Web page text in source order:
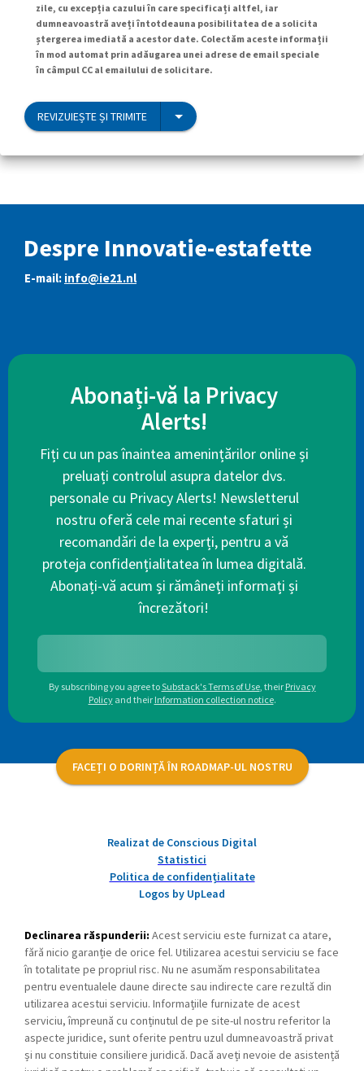
zile, cu excepția cazului în care specificați altfel, iar
dumneavoastră aveți întotdeauna posibilitatea de a solicita
ștergerea imediată a acestor date. Colectăm aceste informații
în mod automat prin adăugarea unei adrese de email speciale
în câmpul CC al emailului de solicitare.
REVIZUIEȘTE ȘI TRIMITE
Despre Innovatie-estafette
E-mail: info@ie21.nl
Abonați-vă la Privacy
Alerts!
Fiți cu un pas înaintea amenințărilor online și
preluați controlul asupra datelor dvs.
personale cu Privacy Alerts! Newsletterul
nostru oferă cele mai recente sfaturi și
recomandări de la experți, pentru a vă
proteja confidențialitatea în lumea digitală.
Abonați-vă acum și rămâneți informați și
încrezători!
By subscribing you agree toSubstack's Terms of Use, their Privacy
Policy and their Information collection notice.
FACEȚI O DORINȚĂ ÎN ROADMAP-UL NOSTRU
Realizat de Conscious Digital
Statistici
Politica de confidențialitate
Logos by UpLead
Declinarea răspunderii: Acest serviciu este furnizat ca atare,
fără nicio garanție de orice fel. Utilizarea acestui serviciu se face
în totalitate pe propriul risc. Nu ne asumăm responsabilitatea
pentru eventualele daune directe sau indirecte care rezultă din
utilizarea acestui serviciu. Informațiile furnizate de acest
serviciu, împreună cu conținutul de pe site-ul nostru referitor la
aspecte juridice, sunt oferite pentru uzul dumneavoastră privat
și nu constituie consiliere juridică. Dacă aveți nevoie de asistență